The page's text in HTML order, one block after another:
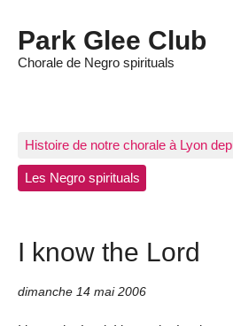
Park Glee Club
Chorale de Negro spirituals
Histoire de notre chorale à Lyon
Les Negro spirituals
I know the Lord
dimanche 14 mai 2006